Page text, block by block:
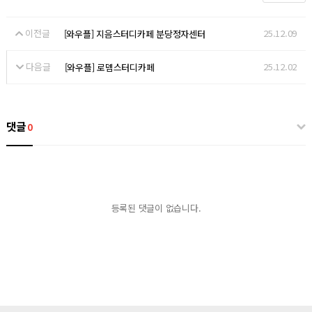
이전글 [와우플] 지음스터디카페 분당정자센터 25.12.09
다음글 [와우플] 로뎀스터디카페 25.12.02
댓글0
등록된 댓글이 없습니다.